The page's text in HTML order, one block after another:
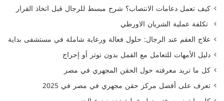
كيف تعمل دعامات الانتصاب؟ شرح مبسط للرجال قبل اتخاذ القرار
تكلفة عملية الشريان الاورطي
علاج العقم عند الرجال: حلول فعالة ورعاية شاملة في مستشفى بداية
دليل الأمهات للتعامل مع القمل بدون توتر أو إحراج
كل ما تريد معرفته حول الحقن المجهري في مصر
تعرف على أفضل مركز حقن مجهري في مصر في 2025